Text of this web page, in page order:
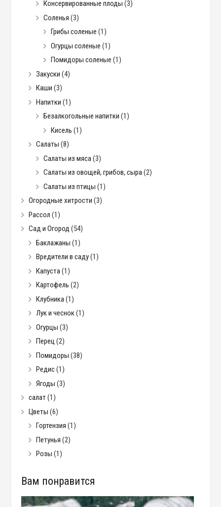
Консервированные плоды (3)
Соленья (3)
Грибы соленые (1)
Огурцы соленые (1)
Помидоры соленые (1)
Закуски (4)
Каши (3)
Напитки (1)
Безалкогольные напитки (1)
Кисель (1)
Салаты (8)
Салаты из мяса(3)
Салаты из овощей, грибов, сыра(2)
Салаты из птицы (1)
Огородные хитрости (3)
Рассол (1)
Сад и Огород (54)
Баклажаны (1)
Вредители в саду(1)
Капуста(1)
Картофель (2)
Клубника(1)
Лук и чеснок(1)
Огурцы (3)
Перец (2)
Помидоры (38)
Редис(1)
Ягоды (3)
салат(1)
Цветы (6)
Гортензия (1)
Петунья (2)
Розы (1)
Вам понравится